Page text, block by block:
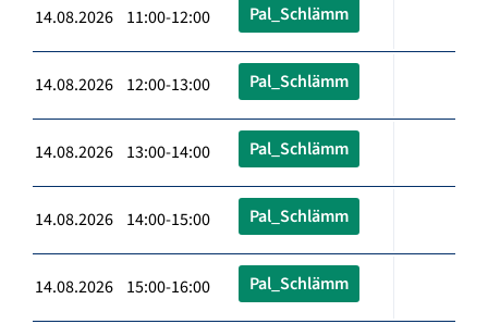
14.08.2026 11:00-12:00 Pal_Schlämm
14.08.2026 12:00-13:00 Pal_Schlämm
14.08.2026 13:00-14:00 Pal_Schlämm
14.08.2026 14:00-15:00 Pal_Schlämm
14.08.2026 15:00-16:00 Pal_Schlämm